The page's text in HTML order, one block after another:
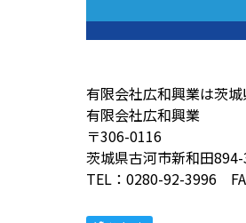
有限会社広和興業は茨
有限会社広和興業
〒306-0116
茨城県古河市新和田
TEL：0280-92-3996